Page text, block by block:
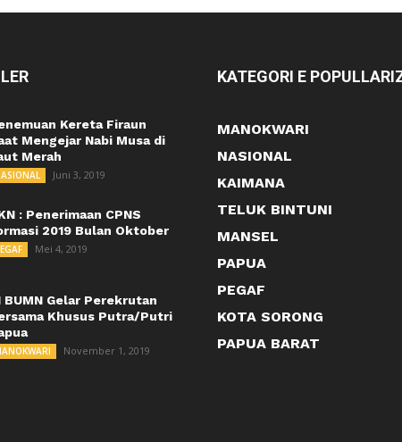
Kereta Firaun
Mengejar Nabi Musa di
Merah
Juni 3, 2019
: Penerimaan CPNS
2019 Bulan Oktober
Mei 4, 2019
BUMN Gelar Perekrutan
Khusus Putra/Putri
November 1, 2019
KATEGORI E
MANOKWARI
NASIONAL
KAIMANA
TELUK BINTUNI
MANSEL
PAPUA
PEGAF
KOTA SORONG
PAPUA BARAT